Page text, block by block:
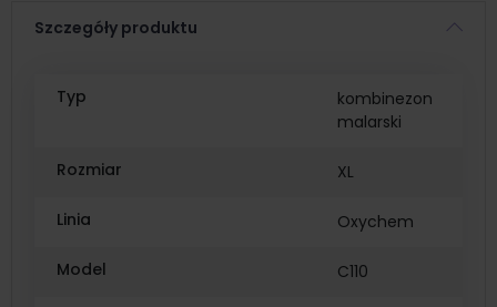
Szczegóły produktu
Typ
kombinezon
malarski
Rozmiar XL
Linia Oxychem
Model C110